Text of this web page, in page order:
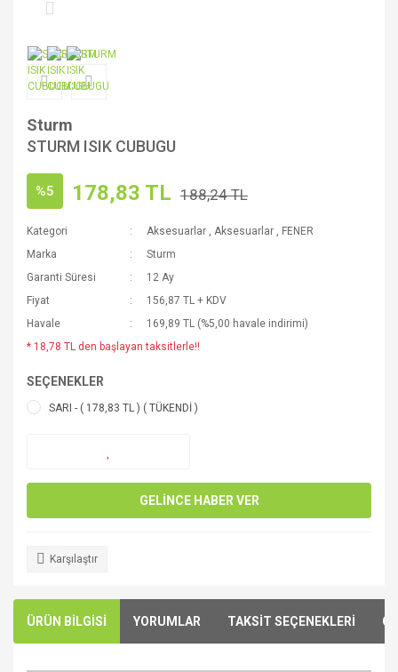
Sturm
STURM ISIK CUBUGU
%5 178,83 TL 188,24 TL
Kategori Aksesuarlar ,Aksesuarlar , FENER
Marka
Sturm
Garanti Süresi
12 Ay
Fiyat
156,87 TL + KDV
Havale
169,89 TL (%5,00 havale indirimi)
* 18,78 TL den başlayan taksitlerle!!
SEÇENEKLER
SARI - ( 178,83 TL ) ( TÜKENDİ )
GELİNCE HABER VER
Karşılaştır
ÜRÜN BİLGİSİ YORUMLAR TAKSİT SEÇENEKLERİ